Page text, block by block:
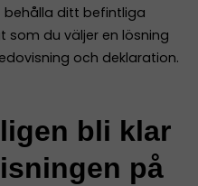
ditt befintliga
du väljer en lösning
och deklaration.
bli klar
på